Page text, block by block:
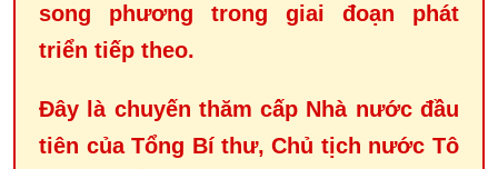
song phương trong giai đoạn phát
triển tiếp theo.
Đây là chuyến thăm cấp Nhà nước đầu
tiên của Tổng Bí thư, Chủ tịch nước Tô